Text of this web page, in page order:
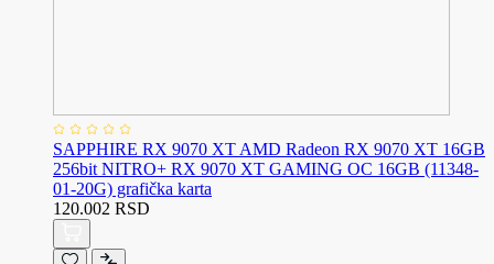
SAPPHIRE RX 9070 XT AMD Radeon RX 9070 XT 16GB
256bit NITRO+ RX 9070 XT GAMING OC 16GB (11348-
01-20G) grafička karta
120.002 RSD